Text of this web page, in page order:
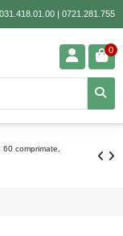
031.418.01.00| 0721.281.755
0
comprimate,